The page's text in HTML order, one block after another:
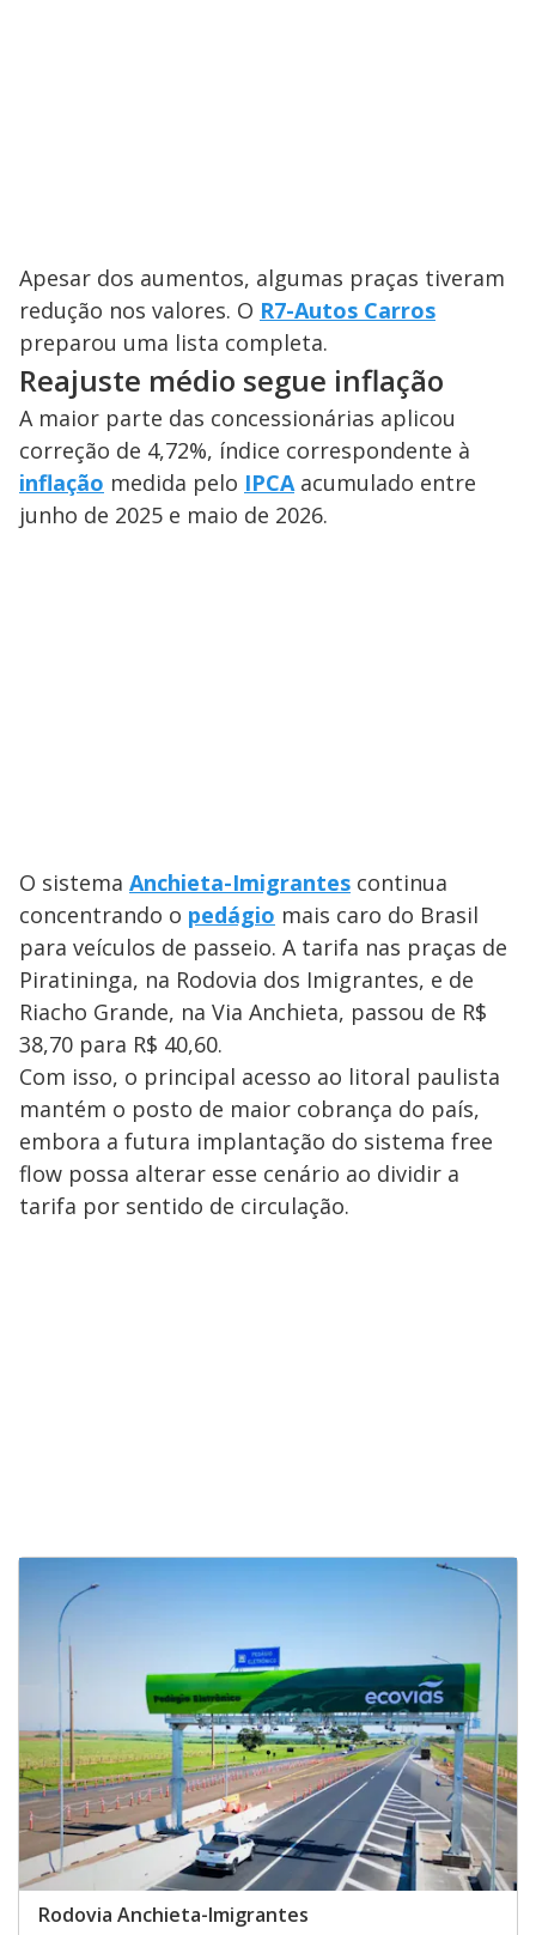
Apesar dos aumentos, algumas praças tiveram
redução nos valores. O R7-Autos Carros
preparou uma lista completa.
Reajuste médio segue inflação
A maior parte das concessionárias aplicou
correção de 4,72%, índice correspondente à
inflação medida pelo IPCAacumulado entre
junho de 2025 e maio de 2026.
O sistema Anchieta-Imigrantes continua
concentrando o pedágio mais caro do Brasil
para veículos de passeio. A tarifa nas praças de
Piratininga, na Rodovia dos Imigrantes, e de
Riacho Grande, na Via Anchieta, passou de R$
38,70 para R$ 40,60.
Com isso, o principal acesso ao litoral paulista
mantém o posto de maior cobrança do país,
embora a futura implantação do sistema free
flow possa alterar esse cenário ao dividir a
tarifa por sentido de circulação.
Rodovia Anchieta-Imigrantes